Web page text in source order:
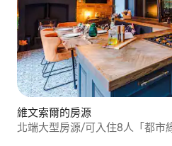
維文索爾的房源
北端大型房源/可入住8人「都市